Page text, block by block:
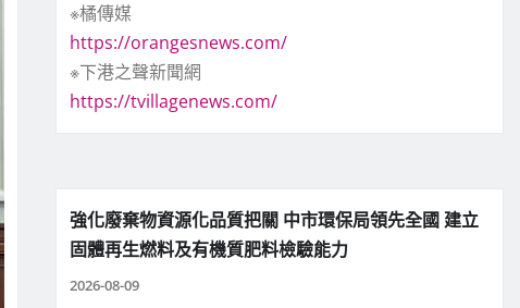
※橘傳媒
https://orangesnews.com/
※下港之聲新聞網
https://tvillagenews.com/
強化廢棄物資源化品質把關 中市環保局領先全國 建立
固體再生燃料及有機質肥料檢驗能力
2026-08-09